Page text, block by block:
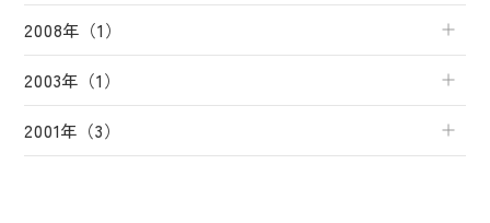
2008年（1）
2003年（1）
2001年（3）